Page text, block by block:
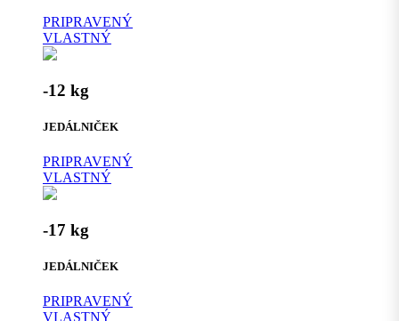
PRIPRAVENÝ
VLASTNÝ
-12 kg
JEDÁLNIČEK
PRIPRAVENÝ
VLASTNÝ
-17 kg
JEDÁLNIČEK
PRIPRAVENÝ
VLASTNÝ